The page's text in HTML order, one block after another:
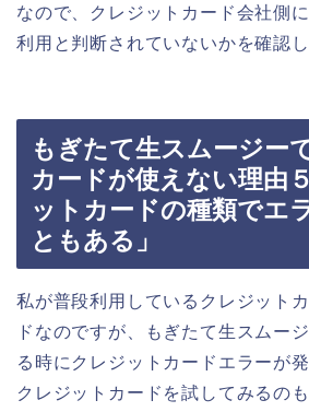
なので、クレジットカード会社側
利用と判断されていないかを確認
もぎたて生スムージー
カードが使えない理由
ットカードの種類でエ
ともある」
私が普段利用しているクレジット
ドなのですが、もぎたて生スムー
る時にクレジットカードエラーが
クレジットカードを試してみるの